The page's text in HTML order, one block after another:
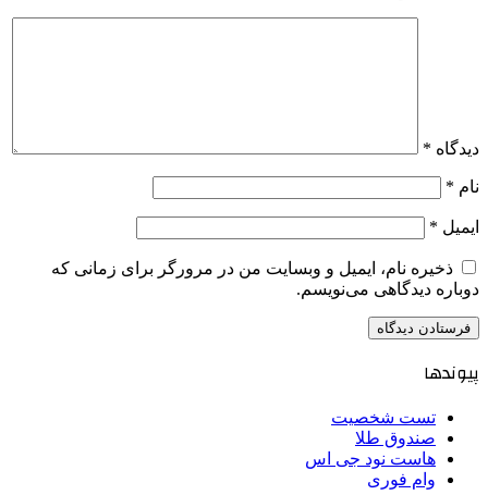
دیدگاه *
نام *
ایمیل *
ذخیره نام، ایمیل و وبسایت من در مرورگر برای زمانی که
دوباره دیدگاهی می‌نویسم.
پیوندها
تست شخصیت
صندوق طلا
هاست نود جی اس
وام فوری